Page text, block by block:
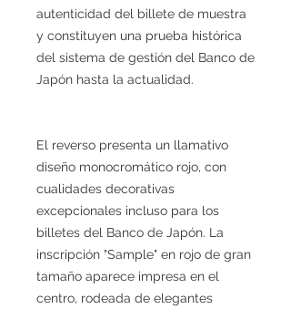
autenticidad del billete de muestra
y constituyen una prueba histórica
del sistema de gestión del Banco de
Japón hasta la actualidad.
El reverso presenta un llamativo
diseño monocromático rojo, con
cualidades decorativas
excepcionales incluso para los
billetes del Banco de Japón. La
inscripción "Sample" en rojo de gran
tamaño aparece impresa en el
centro, rodeada de elegantes